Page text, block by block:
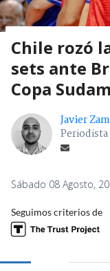
Chile rozó
sets ante
Copa
Javier
Sábado 08 Agosto,
Seguimos criterios de